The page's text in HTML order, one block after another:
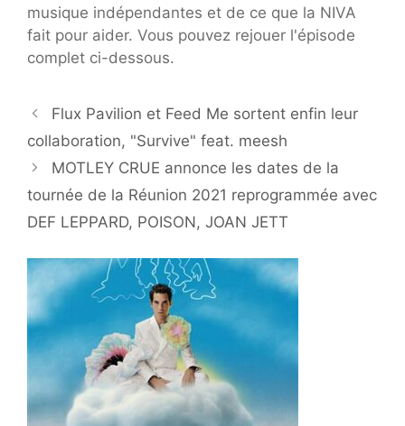
musique indépendantes et de ce que la NIVA
fait pour aider. Vous pouvez rejouer l'épisode
complet ci-dessous.
Flux Pavilion et Feed Me sortent enfin leur
collaboration, "Survive" feat. meesh
MOTLEY CRUE annonce les dates de la
tournée de la Réunion 2021 reprogrammée avec
DEF LEPPARD, POISON, JOAN JETT